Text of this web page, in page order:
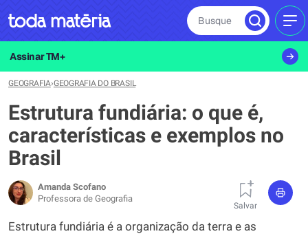
Busque
Assinar TM+
GEOGRAFIA›GEOGRAFIA DO BRASIL
Estrutura fundiária: o que é,
características e exemplos no
Brasil
Amanda Scofano
Professora de Geografia
Salvar
Estrutura fundiária é a organização da terra e as